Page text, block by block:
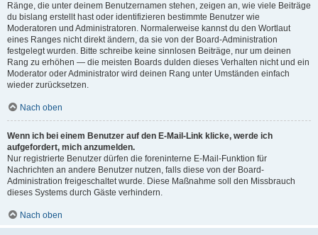
Ränge, die unter deinem Benutzernamen stehen, zeigen an, wie viele Beiträge
du bislang erstellt hast oder identifizieren bestimmte Benutzer wie
Moderatoren und Administratoren. Normalerweise kannst du den Wortlaut
eines Ranges nicht direkt ändern, da sie von der Board-Administration
festgelegt wurden. Bitte schreibe keine sinnlosen Beiträge, nur um deinen
Rang zu erhöhen — die meisten Boards dulden dieses Verhalten nicht und ein
Moderator oder Administrator wird deinen Rang unter Umständen einfach
wieder zurücksetzen.
Nach oben
Wenn ich bei einem Benutzer auf den E-Mail-Link klicke, werde ich
aufgefordert, mich anzumelden.
Nur registrierte Benutzer dürfen die foreninterne E-Mail-Funktion für
Nachrichten an andere Benutzer nutzen, falls diese von der Board-
Administration freigeschaltet wurde. Diese Maßnahme soll den Missbrauch
dieses Systems durch Gäste verhindern.
Nach oben